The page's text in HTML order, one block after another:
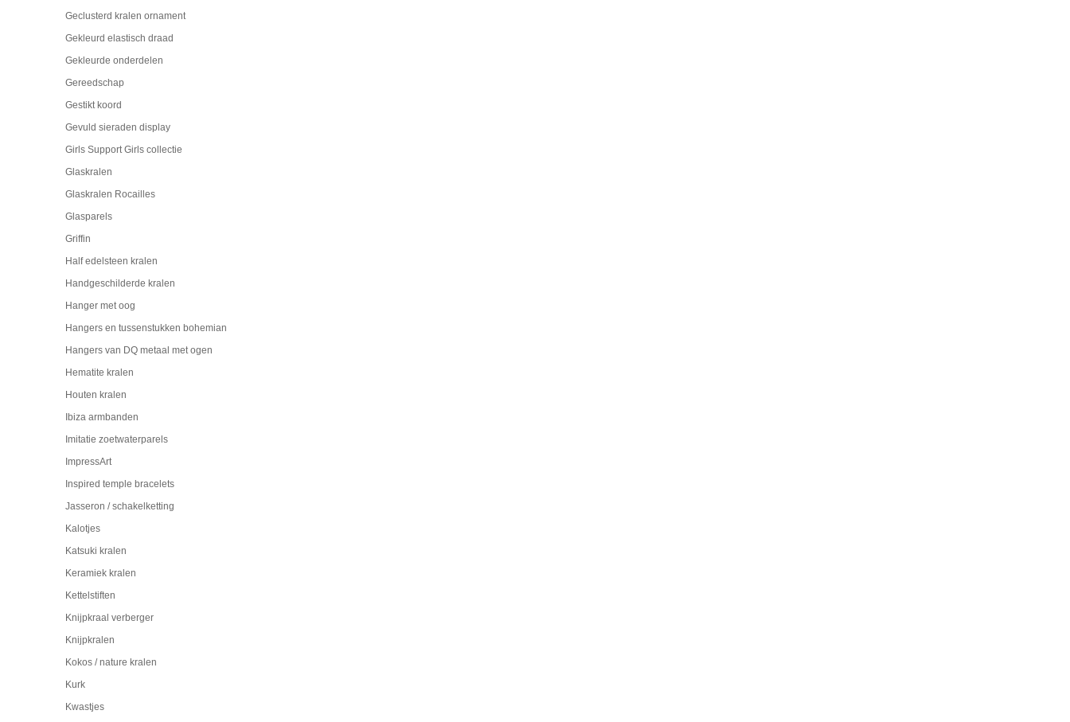
Geclusterd kralen ornament
Gekleurd elastisch draad
Gekleurde onderdelen
Gereedschap
Gestikt koord
Gevuld sieraden display
Girls Support Girls collectie
Glaskralen
Glaskralen Rocailles
Glasparels
Griffin
Half edelsteen kralen
Handgeschilderde kralen
Hanger met oog
Hangers en tussenstukken bohemian
Hangers van DQ metaal met ogen
Hematite kralen
Houten kralen
Ibiza armbanden
Imitatie zoetwaterparels
ImpressArt
Inspired temple bracelets
Jasseron / schakelketting
Kalotjes
Katsuki kralen
Keramiek kralen
Kettelstiften
Knijpkraal verberger
Knijpkralen
Kokos / nature kralen
Kurk
Kwastjes